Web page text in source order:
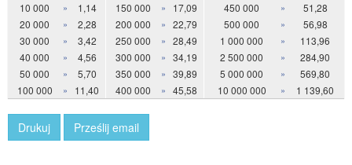
10 000 » 1,14 150 000 » 17,09 450 000 »
51,28
20 000
» 2,28 200 000 » 22,79 500 000 »
56,98
30 000
» 3,42 250 000 » 28,49 1 000 000 »
113,96
40 000
» 4,56 300 000 » 34,19 2 500 000 »
284,90
50 000
» 5,70 350 000 » 39,89 5 000 000 »
569,80
100 000
» 11,40 400 000 » 45,58 10 000 000 » 1 139,60
Drukuj Prześlij email